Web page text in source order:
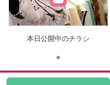
本日公開中のチラシ